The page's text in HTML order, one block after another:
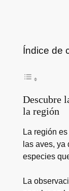
Índice de
Descubre
la región
La región
las aves,
especies
La